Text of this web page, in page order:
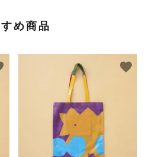
め商品
favorite